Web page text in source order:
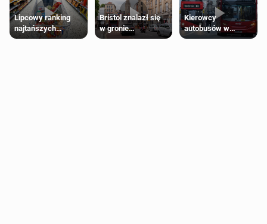
Lipcowy ranking
najtańszych
supermarketów
Bristol znalazł się
w gronie
najlepszych
Kierowcy
autobusów w
Londynie